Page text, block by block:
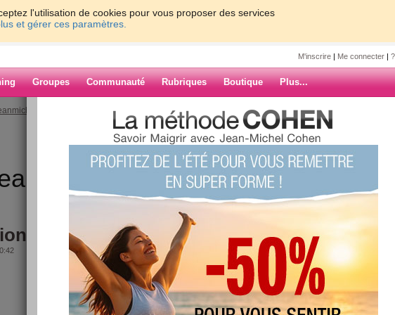
l'utilisation de cookies pour vous proposer des services
et gérer ces paramètres.
M'inscrire | Me connecter |
Groupes Communauté Rubriques Boutique Plus...
> Vos réactions, nos RDV: merci !
nos RDV: merci !
ARCHIVES